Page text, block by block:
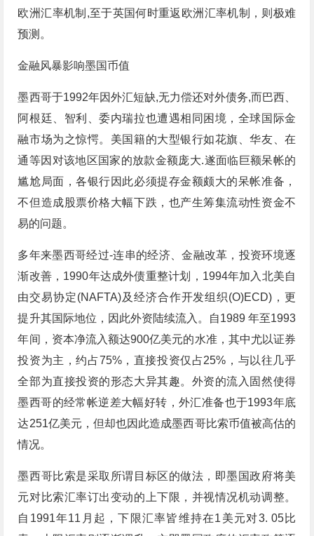
欧洲汇率机制,至于英国何时重返欧洲汇率机制，则极难
预测。
金融风暴影响墨国币值
墨西哥于1992年因外汇短缺,无力偿还对外债务,而巴西、
阿根廷、智利、委内瑞拉也遭遇相同困境，全球国际金
融市场为之惊愕。美国籍的大型银行如花旗、华友、在
通等因对该地区国家的放款金额庞大.遂面临巨额呆帐的
尴尬局面，各银行因此必须提存金额颇大的呆帐准备，
不但造成股票价格大幅下跌，也产生筹集流动性资金不
易的问题。
多年来墨西哥经过-连串的经济、金融改革，投资环境逐
渐改善，1990年达成外债重整计划，1994年加入北美自
由交易协定(NAFTA)及经济合作开发组织(O)ECD)，更
提升其国际地位，因此外资陆续流入。自1989 年至1993
年间，资本净流入额达900亿美元的水准，其中尤以证券
投资为主，约占75%，直接投资仅占25%，与以往几乎
全部为直接投资的形态大异其趣。外资的流入固然使得
墨西哥的经常帐逆差大幅好转，外汇准备也于1993年底
达251亿美元，但却也因此造成墨西哥比索币值被高估的
情况。
墨西哥比索是采取所谓目标区的做法，即墨国政府将美
元对比索汇率订出变动的上下限，并视情况机动调整。
自1991年11月起，下限汇率皆维持在1美元对3. 05比